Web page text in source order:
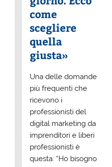
come
scegliere
quella
giusta»
Una delle domande
più frequenti che
ricevono i
professionisti del
digital marketing da
imprenditori e liberi
professionisti è
questa: “Ho bisogno